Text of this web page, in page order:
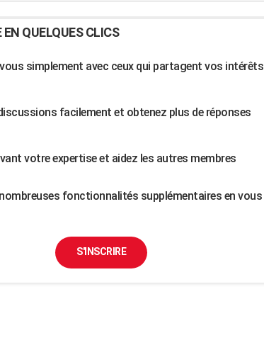
QUELQUES CLICS
simplement avec ceux qui partagent vos intérêts
facilement et obtenez plus de réponses
votre expertise et aidez les autres membres
fonctionnalités supplémentaires en vous
S'INSCRIRE